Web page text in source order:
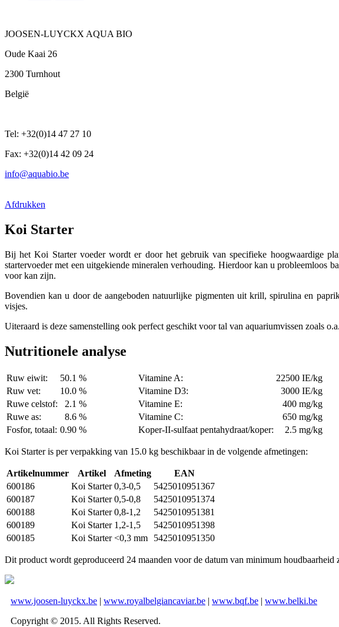
JOOSEN-LUYCKX AQUA BIO
Oude Kaai 26
2300 Turnhout
België
Tel: +32(0)14 47 27 10
Fax: +32(0)14 42 09 24
info@aquabio.be
Afdrukken
Koi Starter
Bij het Koi Starter voeder wordt er door het gebruik van specifieke hoogwaardige
startervoeder met een uitgekiende mineralen verhouding. Hierdoor kan u
voor kan zijn.
Bovendien kan u door de aangeboden natuurlijke pigmenten uit krill, spirulina en
visjes.
Uiteraard is deze samenstelling ook perfect geschikt voor tal van aquariumvissen zoals
Nutritionele analyse
Ruw eiwit: 50.1 % Vitamine A:
22500 IE/kg
Ruw vet:
10.0 % Vitamine D3:
3000 IE/kg
Ruwe celstof:
2.1 % Vitamine E:
400 mg/kg
Ruwe as:
8.6 % Vitamine C:
650 mg/kg
Fosfor, totaal: 0.90 % Koper-II-sulfaat pentahydraat/koper: 2.5 mg/kg
Koi Starter is per verpakking van 15.0 kg beschikbaar in de volgende afmetingen:
Artikelnummer Artikel Afmeting
EAN
600186
Koi Starter 0,3-0,5
5425010951367
600187
Koi Starter 0,5-0,8
5425010951374
600188
Koi Starter 0,8-1,2
5425010951381
600189
Koi Starter 1,2-1,5
5425010951398
600185
Koi Starter <0,3 mm 5425010951350
Dit product wordt geproduceerd 24 maanden voor de datum van minimum houdbaarheid
www.joosen-luyckx.be | www.royalbelgiancaviar.be | www.bqf.be | www.belki.be
Copyright © 2015. All Rights Reserved.